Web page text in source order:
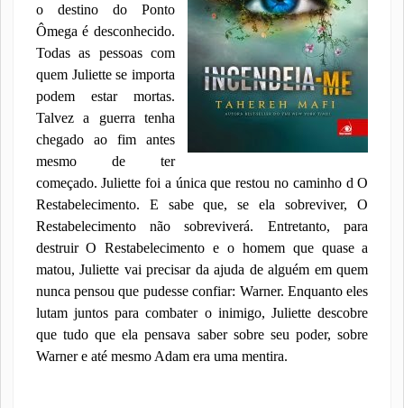
o destino do Ponto
Ômega é desconhecido.
Todas as pessoas com
quem Juliette se importa
podem estar mortas.
Talvez a guerra tenha
chegado ao fim antes
mesmo de ter
começado. Juliette foi a única que restou no caminho d O
Restabelecimento. E sabe que, se ela sobreviver, O
Restabelecimento não sobreviverá. Entretanto, para
destruir O Restabelecimento e o homem que quase a
matou, Juliette vai precisar da ajuda de alguém em quem
nunca pensou que pudesse confiar: Warner. Enquanto eles
lutam juntos para combater o inimigo, Juliette descobre
que tudo que ela pensava saber sobre seu poder, sobre
Warner e até mesmo Adam era uma mentira.